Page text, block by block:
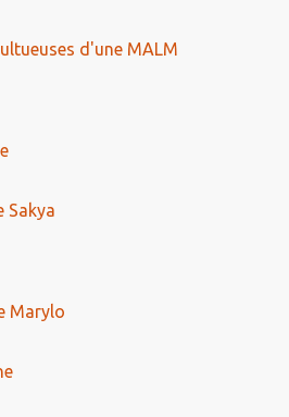
d'une MALM
Sakya
Marylo